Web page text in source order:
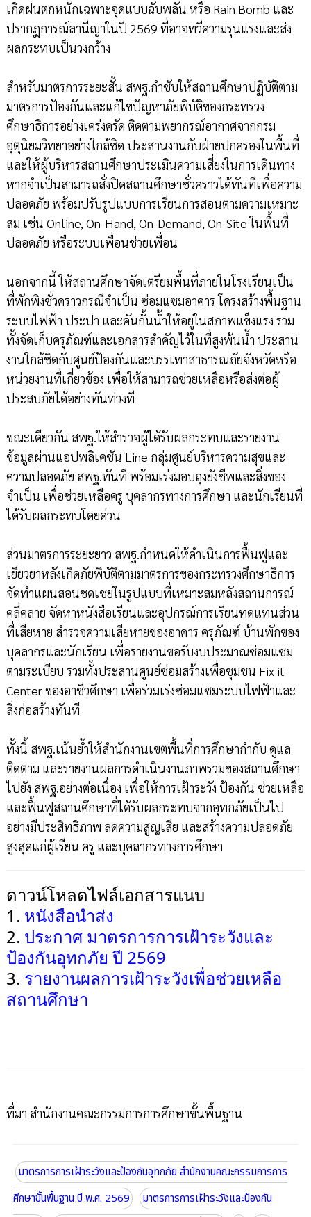
เกิดฝนตกหนักเฉพาะจุดแบบฉับพลัน หรือ Rain Bomb และ
ปรากฏการณ์ลานีญาในปี 2569 ที่อาจทวีความรุนแรงและส่ง
ผลกระทบเป็นวงกว้าง
สำหรับมาตรการระยะสั้น สพฐ.กำชับให้สถานศึกษาปฏิบัติตาม
มาตรการป้องกันและแก้ไขปัญหาภัยพิบัติของกระทรวง
ศึกษาธิการอย่างเคร่งครัด ติดตามพยากรณ์อากาศจากกรม
อุตุนิยมวิทยาอย่างใกล้ชิด ประสานงานกับฝ่ายปกครองในพื้นที่
และให้ผู้บริหารสถานศึกษาประเมินความเสี่ยงในการเดินทาง
หากจำเป็นสามารถสั่งปิดสถานศึกษาชั่วคราวได้ทันทีเพื่อความ
ปลอดภัย พร้อมปรับรูปแบบการเรียนการสอนตามความเหมาะ
สม เช่น Online, On-Hand, On-Demand, On-Site ในพื้นที่
ปลอดภัย หรือระบบเพื่อนช่วยเพื่อน
นอกจากนี้ ให้สถานศึกษาจัดเตรียมพื้นที่ภายในโรงเรียนเป็น
ที่พักพิงชั่วคราวกรณีจำเป็น ซ่อมแซมอาคาร โครงสร้างพื้นฐาน
ระบบไฟฟ้า ประปา และคันกั้นน้ำให้อยู่ในสภาพแข็งแรง รวม
ทั้งจัดเก็บครุภัณฑ์และเอกสารสำคัญไว้ในที่สูงพ้นน้ำ ประสาน
งานใกล้ชิดกับศูนย์ป้องกันและบรรเทาสาธารณภัยจังหวัดหรือ
หน่วยงานที่เกี่ยวข้อง เพื่อให้สามารถช่วยเหลือหรือส่งต่อผู้
ประสบภัยได้อย่างทันท่วงที
ขณะเดียวกัน สพฐ.ให้สำรวจผู้ได้รับผลกระทบและรายงาน
ข้อมูลผ่านแอปพลิเคชัน Line กลุ่มศูนย์บริหารความสุขและ
ความปลอดภัย สพฐ.ทันที พร้อมเร่งมอบถุงยังชีพและสิ่งของ
จำเป็น เพื่อช่วยเหลือครู บุคลากรทางการศึกษา และนักเรียนที่
ได้รับผลกระทบโดยด่วน
ส่วนมาตรการระยะยาว สพฐ.กำหนดให้ดำเนินการฟื้นฟูและ
เยียวยาหลังเกิดภัยพิบัติตามมาตรการของกระทรวงศึกษาธิการ
จัดทำแผนสอนชดเชยในรูปแบบที่เหมาะสมหลังสถานการณ์
คลี่คลาย จัดหาหนังสือเรียนและอุปกรณ์การเรียนทดแทนส่วน
ที่เสียหาย สำรวจความเสียหายของอาคาร ครุภัณฑ์ บ้านพักของ
บุคลากรและนักเรียน เพื่อรายงานขอรับงบประมาณซ่อมแซม
ตามระเบียบ รวมทั้งประสานศูนย์ซ่อมสร้างเพื่อชุมชน Fix it
Center ของอาชีวศึกษา เพื่อร่วมเร่งซ่อมแซมระบบไฟฟ้าและ
สิ่งก่อสร้างทันที
ทั้งนี้ สพฐ.เน้นย้ำให้สำนักงานเขตพื้นที่การศึกษากำกับ ดูแล
ติดตาม และรายงานผลการดำเนินงานภาพรวมของสถานศึกษา
ไปยัง สพฐ.อย่างต่อเนื่อง เพื่อให้การเฝ้าระวัง ป้องกัน ช่วยเหลือ
และฟื้นฟูสถานศึกษาที่ได้รับผลกระทบจากอุทกภัยเป็นไป
อย่างมีประสิทธิภาพ ลดความสูญเสีย และสร้างความปลอดภัย
สูงสุดแก่ผู้เรียน ครู และบุคลากรทางการศึกษา
ดาวน์โหลดไฟล์เอกสารแนบ
1. หนังสือนำส่ง
2. ประกาศ มาตรการการเฝ้าระวังและ
ป้องกันอุทกภัย ปี 2569
3. รายงานผลการเฝ้าระวังเพื่อช่วยเหลือ
สถานศึกษา
ที่มา สำนักงานคณะกรรมการการศึกษาขั้นพื้นฐาน
มาตรการการเฝ้าระวังและป้องกันอุทกภัย สำนักงานคณะกรรมการการ
ศึกษาขั้นพื้นฐาน ปี พ.ศ. 2569
มาตรการการเฝ้าระวังและป้องกัน